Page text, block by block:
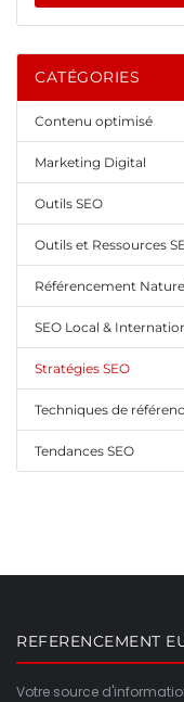
CATÉGORIES
Contenu optimisé
Marketing Digital
Outils SEO
Outils et Ressources
Référencement
SEO Local &
Stratégies SEO
Techniques de
Tendances SEO
REFERENCEMENT
Votre source